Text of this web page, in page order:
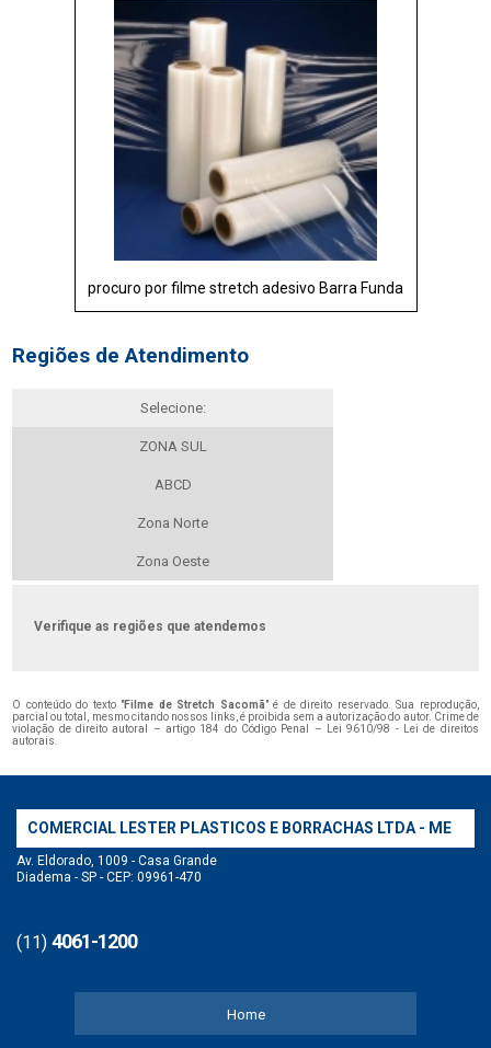
procuro por filme stretch adesivo Barra Funda
Regiões de Atendimento
Selecione:
ZONA SUL
ABCD
Zona Norte
Zona Oeste
Verifique as regiões que atendemos
O conteúdo do texto "Filme de Stretch Sacomã" é de direito reservado. Sua reprodução,
parcial ou total, mesmo citando nossos links, é proibida sem a autorização do autor. Crime de
violação de direito autoral – artigo 184 do Código Penal –
Lei 9610/98 - Lei de direitos
autorais.
COMERCIAL LESTER PLASTICOS E BORRACHAS LTDA - ME
Av. Eldorado, 1009 - Casa Grande
Diadema - SP - CEP: 09961-470
(11) 4061-1200
Home